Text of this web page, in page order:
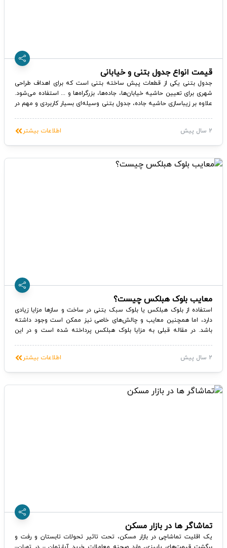
قیمت انواع جدول بتنی و خیابانی
جدول بتنی یکی از قطعات پیش ساخته بتنی است که برای اهداف طراحی
شهری برای تعیین حاشیه خیابان‌ها، جاده‌ها، بزرگراه‌ها و ... استفاده می‌شود.
علاوه بر زیباسازی حاشیه جاده، جدول بتنی وسیله‌ای بسیار کاربردی و مهم در
محصولات ساختمانی ساخت بازار مراجعه نمایید.2 سال پیش اطلاعات بیشتر
معایب بلوک هبلکس چیست؟
استفاده از بلوک هبلکس یا بلوک سبک بتنی در ساخت و سازها مزایا زیادی
دارد، اما همچنین معایب و چالش‌های خاصی نیز ممکن است وجود داشته
باشد. در مقاله قبلی به مزایا بلوک هبلکس پرداخته شده است و در این
2 سال پیش اطلاعات بیشتر
تماشاگر ها در بازار مسکن
یک اقلیت تماشاچی در بازار مسکن، تحت تاثیر تحولات تابستان و رفت و